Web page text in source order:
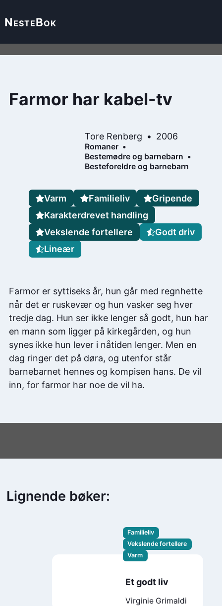
NesteBok
Farmor har kabel-tv
Tore Renberg 2006
Romaner
Bestemødre og barnebarn
Besteforeldre og barnebarn
Farmor er syttiseks år, hun går med regnhette
når det er ruskevær og hun vasker seg hver
tredje dag. Hun ser ikke lenger så godt, hun har
en mann som ligger på kirkegården, og hun
synes ikke hun lever i nåtiden lenger. Men en
dag ringer det på døra, og utenfor står
barnebarnet hennes og kompisen hans. De vil
inn, for farmor har noe de vil ha.
Varm Familieliv
Gripende
Karakterdrevet handling
Vekslende fortellere
Godt driv
Lineær
Lignende bøker:
Familieliv
Vekslende fortellere
Varm
Et godt liv
Virginie Grimaldi